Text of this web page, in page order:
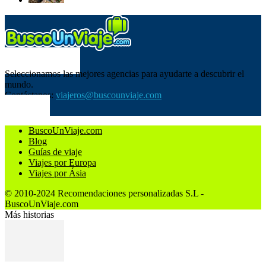
Seleccionamos las mejores agencias para ayudarte a descubrir el
mundo.
Contáctanos: viajeros@buscounviaje.com
BuscoUnViaje.com
Blog
Guías de viaje
Viajes por Europa
Viajes por Ásia
© 2010-2024 Recomendaciones personalizadas S.L -
BuscoUnViaje.com
Más historias